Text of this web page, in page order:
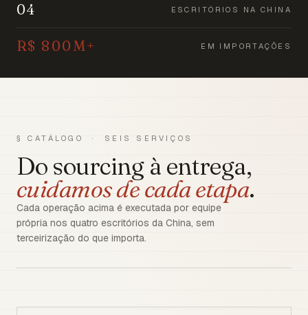
04 ESCRITÓRIOS NA CHINA
R$ 800M+ EM IMPORTAÇÕES
§ CATÁLOGO · SEIS SERVIÇOS
Do sourcing à entrega,
cuidamos de cada etapa.
Cada operação acima é executada por equipe
própria nos quatro escritórios da China, sem
terceirização do que importa.